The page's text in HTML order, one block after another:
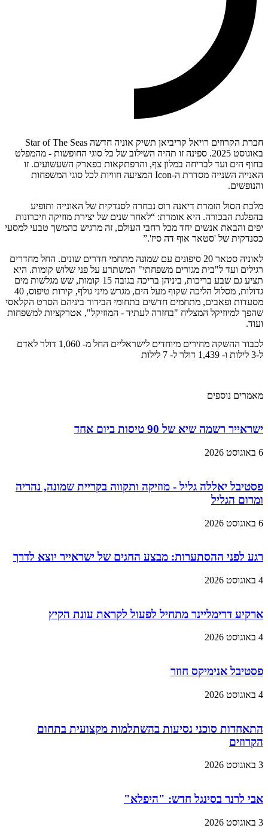
חברת הקרוזים רויאל קריביאן תשיק אוניה חדשה Star of The Seas
באוגוסט 2025. ספינה זו תהיה השילוב של כל סוגי החופשות - מהמפלט
בחוף הים ועד לבריחה במלון צף, והרפתקאות בפארק השעשועים. זו
האנייה השנייה מסדרת ה-Icon המציעה חוויות לכל סוגי המשפחות
והנופשים.
מלכת הסול הזמרת דיאנה רוס נבחרה לסנדקית של האונייה ותופיע
בהפלגת הבכורה. היא אומרת: “לאחר שנים של יצירת מוזיקה וזיכרונות
יפים והבאת אנשים יחד מכל רחבי העולם, זה מרגיש כהמשך טבעי למסעי
כסנדקית של 'סטאר אוף דה סיז'.”
לאוניה סטאר 20 סיפונים עם שמונה מתחמי חדרים שונים. החל מחדרים
רגילים ועד ל"בית מגורים משפחתי" המשתרע על פני שלוש קומות. היא
תציע גם שבע בריכות, ביניהן בריכה בגובה 15 קומות, שש מגלשות מים
גדולות, מסלול הליכה שקוף מעל הים, מגרש מיני גולף, קירות טיפוס, 40
מסעדות ופאבים, מתחמים חדשים בתחומי הבידור ביניהם הסרט הקלאסי
שהפך למיוזיקל המצליח "בחזרה לעתיד - המוזיקל", אטרקציות למשפחות
ועוד.
לכבוד ההשקה מחירים מיוחדים לישראליים החל מ- 1,060 דולר לאדם
ל-3 לילות ו- 1,439 דולר ל- 7 לילות
מאמרים נוספים
ישראייר רשמה שיא של 90 טיסות ביום אחד
6 באוגוסט 2026
פסטיבל יאללה גליל - מוזיקה ותקווה בקריית שמונה, נהריה
ומרום הגליל
6 באוגוסט 2026
רגע לפני ההסתערות: מבצע החגים של ישראייר יוצא לדרך
4 באוגוסט 2026
ארקיע דרימליינר מתחיל לפעול לקראת עונת הקיץ
4 באוגוסט 2026
פסטיבל אנימיקס חוזר
4 באוגוסט 2026
התאחדות סוכני נסיעות בהשתלמות מקצועית בתחום
הקרוזים
3 באוגוסט 2026
אבי לרנר בסינגל חדש: "היפלא"
3 באוגוסט 2026